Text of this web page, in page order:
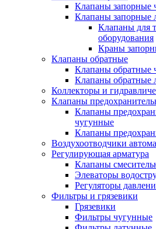
Клапаны запорные
Клапаны запорные
Клапаны для
оборудования
Краны
Клапаны обратные
Клапаны обратные
Клапаны обратные
Коллекторы и
Клапаны
Клапаны
чугунные
Клапаны
Воздухоотводчики
Регулирующая арматура
Клапаны
Элеваторы
Регуляторы
Фильтры и грязевики
Грязевики
Фильтры чугунные